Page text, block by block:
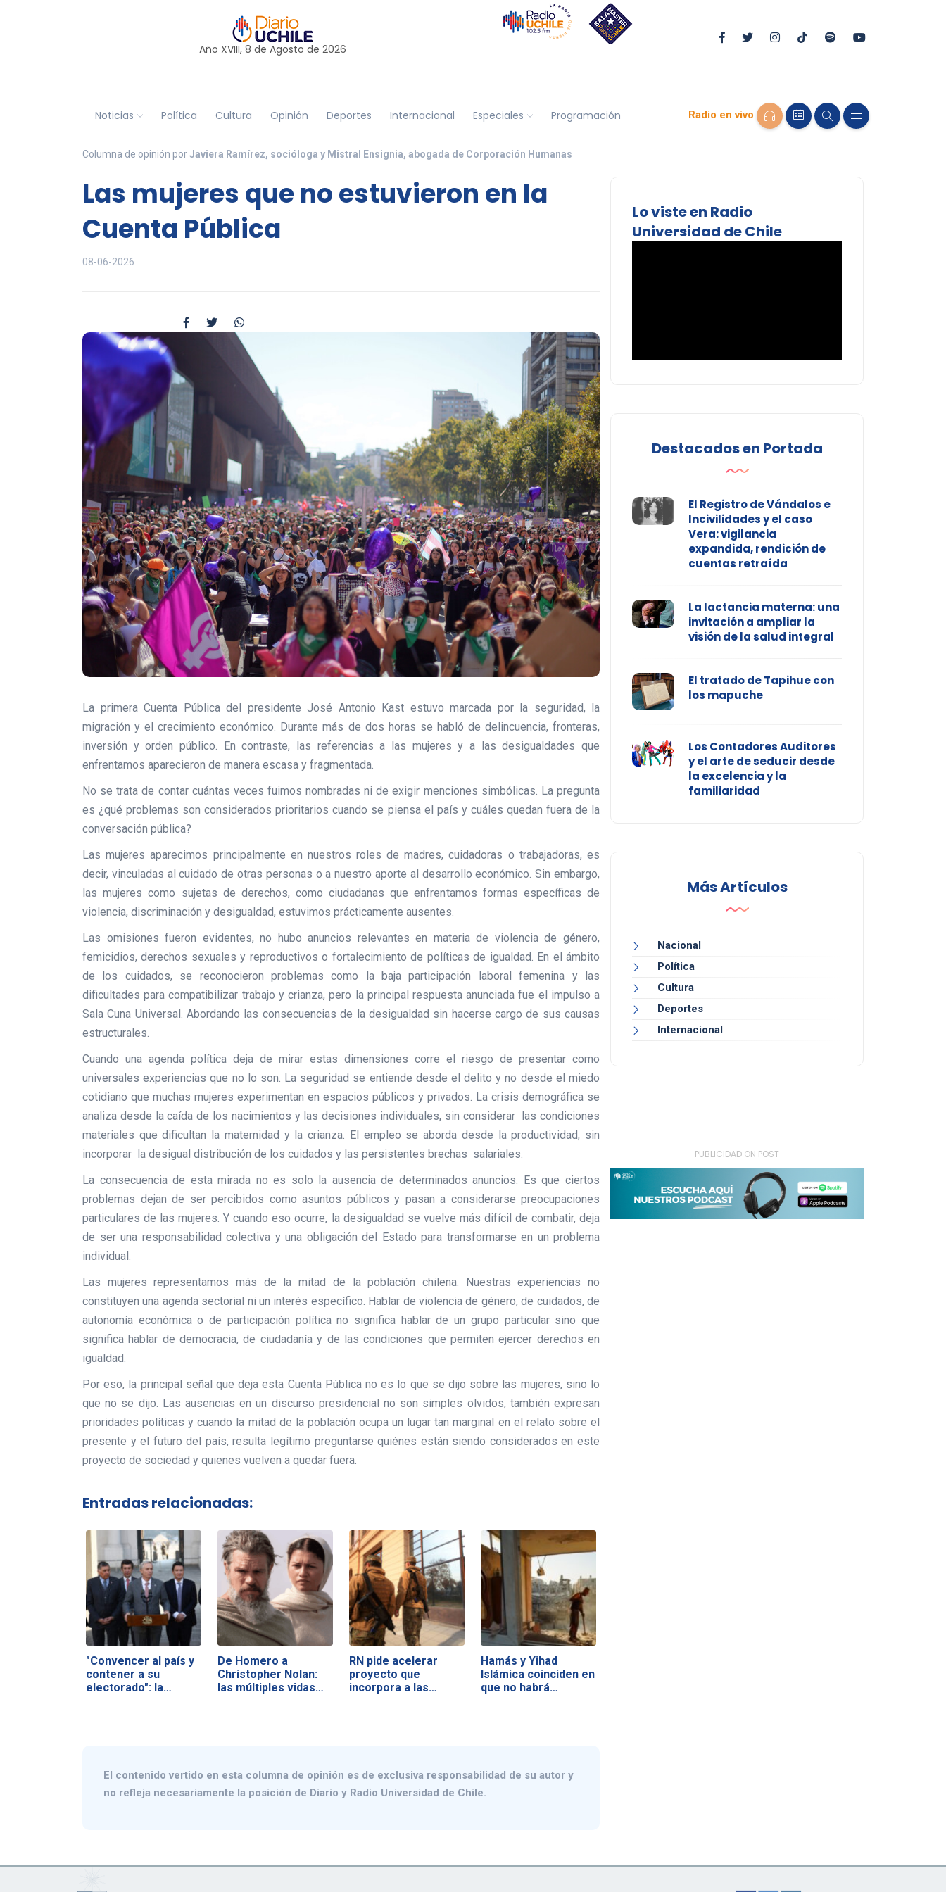
Año XVIII, 8 de Agosto de 2026
Noticias Política Cultura Opinión Deportes Internacional Especiales Programación Radio en vivo
Columna de opinión porJaviera Ramírez, socióloga y Mistral Ensignia, abogada de Corporación Humanas
Las mujeres que no estuvieron en la
Cuenta Pública
08-06-2026
La primera Cuenta Pública del presidente José Antonio Kast estuvo marcada por la seguridad, la
migración y el crecimiento económico. Durante más de dos horas se habló de delincuencia, fronteras,
inversión y orden público. En contraste, las referencias a las mujeres y a las desigualdades que
enfrentamos aparecieron de manera escasa y fragmentada.
No se trata de contar cuántas veces fuimos nombradas ni de exigir menciones simbólicas. La pregunta
es ¿qué problemas son considerados prioritarios cuando se piensa el país y cuáles quedan fuera de la
conversación pública?
Las mujeres aparecimos principalmente en nuestros roles de madres, cuidadoras o trabajadoras, es
decir, vinculadas al cuidado de otras personas o a nuestro aporte al desarrollo económico. Sin embargo,
las mujeres como sujetas de derechos, como ciudadanas que enfrentamos formas específicas de
violencia, discriminación y desigualdad, estuvimos prácticamente ausentes.
Las omisiones fueron evidentes, no hubo anuncios relevantes en materia de violencia de género,
femicidios, derechos sexuales y reproductivos o fortalecimiento de políticas de igualdad. En el ámbito
de los cuidados, se reconocieron problemas como la baja participación laboral femenina y las
dificultades para compatibilizar trabajo y crianza, pero la principal respuesta anunciada fue el impulso a
Sala Cuna Universal. Abordando las consecuencias de la desigualdad sin hacerse cargo de sus causas
estructurales.
Cuando una agenda política deja de mirar estas dimensiones corre el riesgo de presentar como
universales experiencias que no lo son. La seguridad se entiende desde el delito y no desde el miedo
cotidiano que muchas mujeres experimentan en espacios públicos y privados. La crisis demográfica se
analiza desde la caída de los nacimientos y las decisiones individuales, sin considerar las condiciones
materiales que dificultan la maternidad y la crianza. El empleo se aborda desde la productividad, sin
incorporar la desigual distribución de los cuidados y las persistentes brechas salariales.
La consecuencia de esta mirada no es solo la ausencia de determinados anuncios. Es que ciertos
problemas dejan de ser percibidos como asuntos públicos y pasan a considerarse preocupaciones
particulares de las mujeres. Y cuando eso ocurre, la desigualdad se vuelve más difícil de combatir, deja
de ser una responsabilidad colectiva y una obligación del Estado para transformarse en un problema
individual.
Las mujeres representamos más de la mitad de la población chilena. Nuestras experiencias no
constituyen una agenda sectorial ni un interés específico. Hablar de violencia de género, de cuidados, de
autonomía económica o de participación política no significa hablar de un grupo particular sino que
significa hablar de democracia, de ciudadanía y de las condiciones que permiten ejercer derechos en
igualdad.
Por eso, la principal señal que deja esta Cuenta Pública no es lo que se dijo sobre las mujeres, sino lo
que no se dijo. Las ausencias en un discurso presidencial no son simples olvidos, también expresan
prioridades políticas y cuando la mitad de la población ocupa un lugar tan marginal en el relato sobre el
presente y el futuro del país, resulta legítimo preguntarse quiénes están siendo considerados en este
proyecto de sociedad y quienes vuelven a quedar fuera.
Entradas relacionadas:
"Convencer al país y
contener a su
electorado": la…
De Homero a
Christopher Nolan:
las múltiples vidas…
RN pide acelerar
proyecto que
incorpora a las…
Hamás y Yihad
Islámica coinciden en
que no habrá…
El contenido vertido en esta columna de opinión es de exclusiva responsabilidad de su autor y
no refleja necesariamente la posición de Diario y Radio Universidad de Chile.
Lo viste en Radio
Universidad de Chile
Destacados en Portada
El Registro de Vándalos e
Incivilidades y el caso
Vera: vigilancia
expandida, rendición de
cuentas retraída
La lactancia materna: una
invitación a ampliar la
visión de la salud integral
El tratado de Tapihue con
los mapuche
Los Contadores Auditores
y el arte de seducir desde
la excelencia y la
familiaridad
Más Artículos
Nacional
Política
Cultura
Deportes
Internacional
- PUBLICIDAD ON POST -